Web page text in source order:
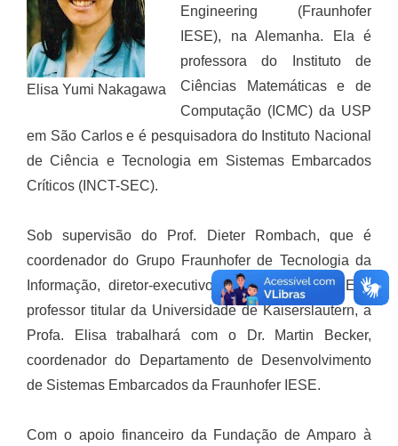
Elisa Yumi Nakagawa
Engineering (Fraunhofer
IESE), na Alemanha. Ela é
professora do Instituto de
Ciências Matemáticas e de
Computação (ICMC) da USP
em São Carlos e é pesquisadora do Instituto Nacional
de Ciência e Tecnologia em Sistemas Embarcados
Críticos (INCT-SEC).
Sob supervisão do Prof. Dieter Rombach, que é
coordenador do Grupo Fraunhofer de Tecnologia da
Informação, diretor-executivo do Fraunhofer IESE e
professor titular da Universidade de Kaiserslautern, a
Profa. Elisa trabalhará com o Dr. Martin Becker,
coordenador do Departamento de Desenvolvimento
de Sistemas Embarcados da Fraunhofer IESE.
Com o apoio financeiro da Fundação de Amparo à